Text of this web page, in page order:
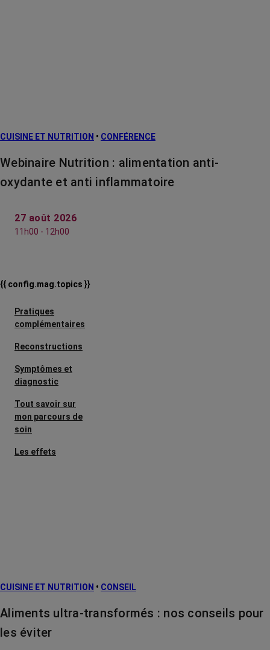
CUISINE ET NUTRITION • CONFÉRENCE
Webinaire Nutrition : alimentation anti-
oxydante et anti inflammatoire
27 août 2026
11h00 - 12h00
{{ config.mag.topics }}
Pratiques
complémentaires
Reconstructions
Symptômes et
diagnostic
Tout savoir sur
mon parcours de
soin
Les effets
Traitements
La vie autour
CUISINE ET NUTRITION • CONSEIL
Aliments ultra-transformés : nos conseils pour
les éviter